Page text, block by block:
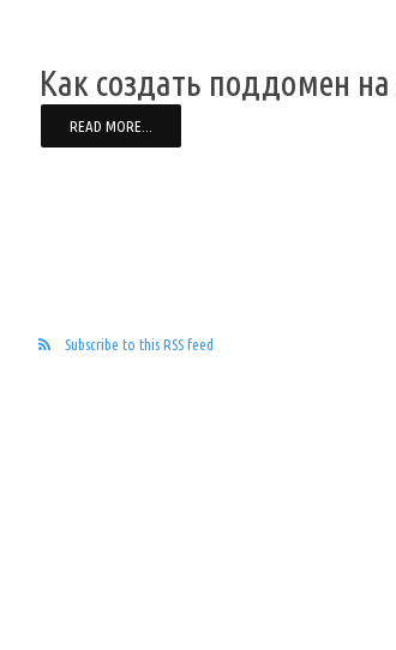
Как создать поддомен на
READ MORE...
Subscribe to this RSS feed